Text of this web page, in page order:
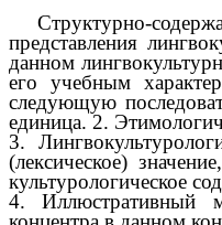
Структурно-
представления
данном
его учебным
следующую
единица. 2.
3.
(лексическое)
культурологическое
4. Иллюстративный